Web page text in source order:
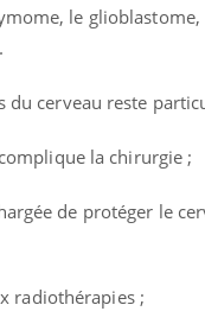
le
du cerveau reste
la chirurgie ;
de protéger le
radiothérapies ;